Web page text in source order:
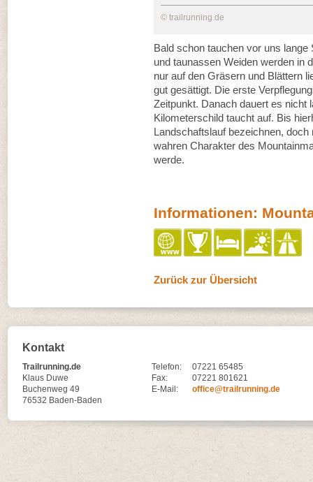
© trailrunning.de
Bald schon tauchen vor uns
und taunassen Weiden werden in
nur auf den Gräsern und Blättern
gut gesättigt. Die erste
Zeitpunkt. Danach dauert es nicht
Kilometerschild taucht auf. Bis
Landschaftslauf bezeichnen,
wahren Charakter des
werde.
Informationen:
Zurück zur Übersicht
Kontakt
Trailrunning.de
Klaus Duwe
Buchenweg 49
76532 Baden-Baden
Telefon:
07221 65485
Fax:
07221 801621
E-Mail:
office@trailrunning.de